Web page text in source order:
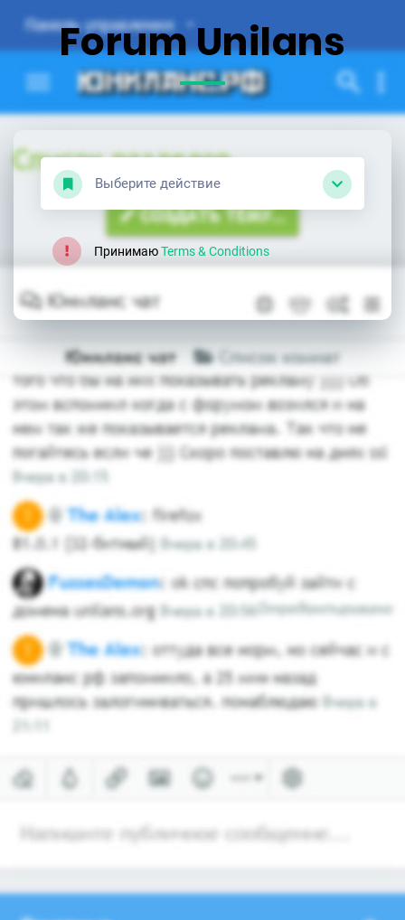
Forum Unilans
Выберите действие
ПринимаюTerms & Conditions